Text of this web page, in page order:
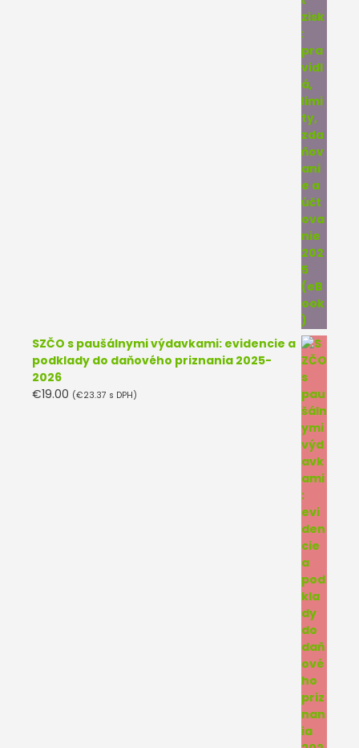
SZČO s paušálnymi výdavkami: evidencie a
podklady do daňového priznania 2025-
2026
€19.00 (€23.37 s DPH)